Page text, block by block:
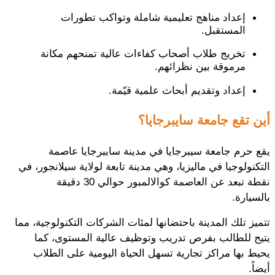
إعداد مناهج تعليمية شاملة وتواكب تطورات
المستقبل.
تخريج طلاب أصحاب كفاءات عالية تمنحهم مكانة
مرموقة بين نظرائهم.
إعداد وتقديم أبحاث علمية قيّمة.
أين تقع جامعة سايبرجايا؟
يقع حرم جامعة سيبرجايا في مدينة سايبرجايا عاصمة
التكنولوجيا في ماليزيا، وهي مدينة تابعة لولاية سيلانجور، في
نقطة تبعد عن العاصمة كوالالمبور حوالي 30 دقيقة
بالسيارة.
تتميز تلك المدينة باحتضانها لمئات الشركات التكنولوجية، مما
يتيح للطالب بفرص تدريب وتوظيف عالية المستوى، كما
يحيط بها مراكز تجارية تسهل الحياة اليومية على الطلاب
أيضاً.